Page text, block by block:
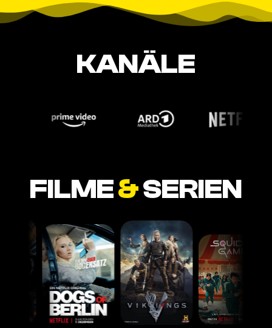
KANÄLE
FILME&SERIEN